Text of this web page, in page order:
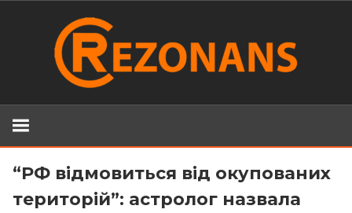
“РФ відмовиться від окупованих
територій”: астролог назвала